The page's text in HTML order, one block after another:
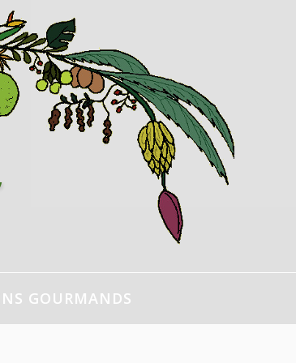
GOURMANDS